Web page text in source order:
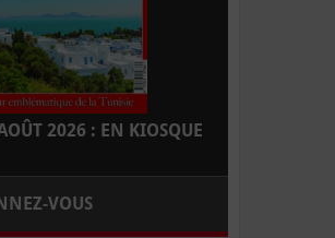
2026 : EN KIOSQUE
VOUS